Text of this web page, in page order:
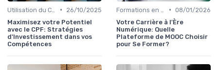
•
26/10/2025
Maximisez votre Potentiel
avec le CPF: Stratégies
d'Investissement dans vos
Compétences
• 08/01/2026
Votre Carrière à l'Ère
Numérique: Quelle
Plateforme de MOOC Choisir
pour Se Former?